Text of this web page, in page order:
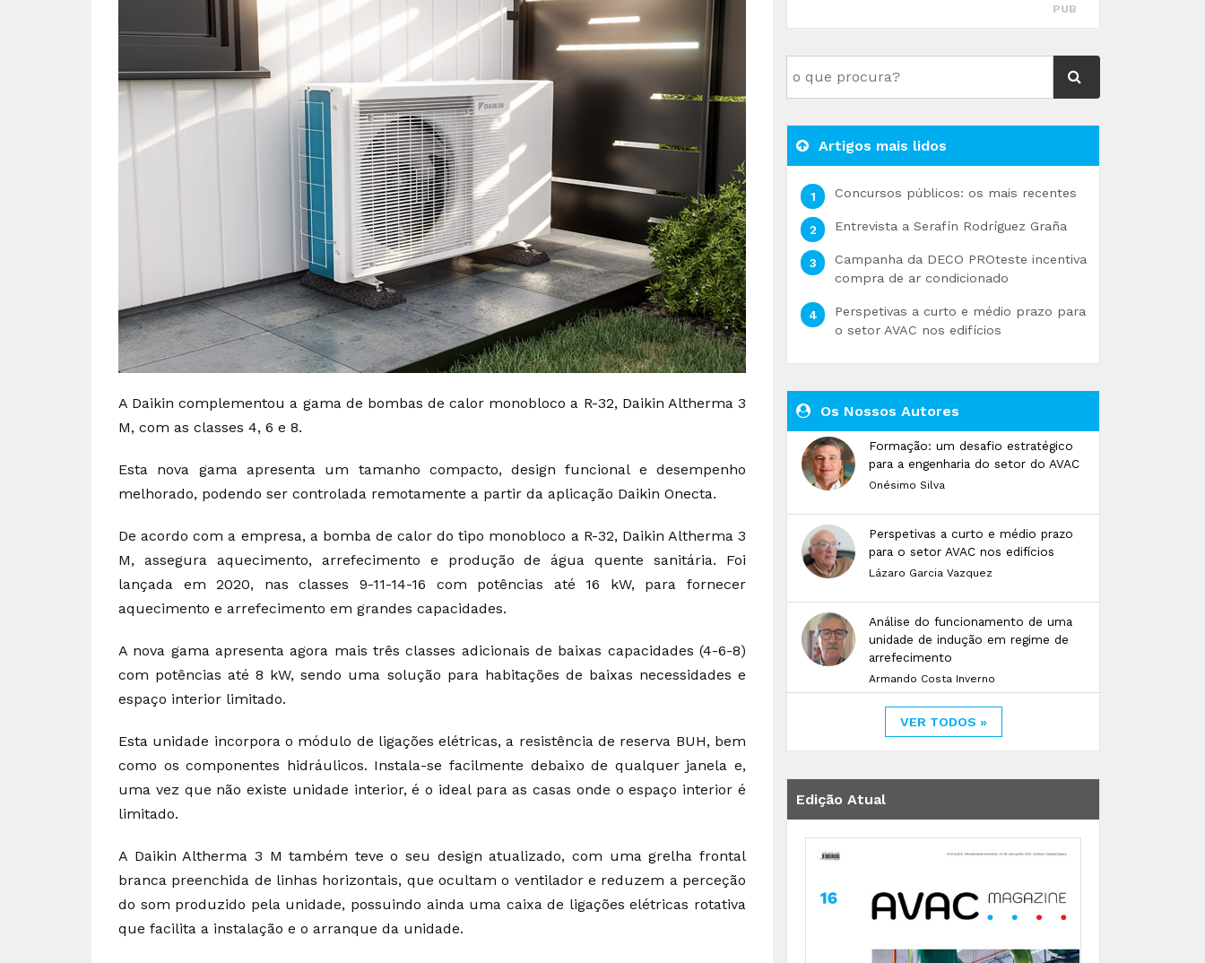
A Daikin complementou a gama de bombas de calor monobloco a R-32, Daikin Altherma 3
M, com as classes 4, 6 e 8.
Esta nova gama apresenta um tamanho compacto, design funcional e desempenho
melhorado, podendo ser controlada remotamente a partir da aplicação Daikin Onecta.
De acordo com a empresa, a bomba de calor do tipo monobloco a R-32, Daikin Altherma 3
M, assegura aquecimento, arrefecimento e produção de água quente sanitária. Foi
lançada em 2020, nas classes 9-11-14-16 com potências até 16 kW, para fornecer
aquecimento e arrefecimento em grandes capacidades.
A nova gama apresenta agora mais três classes adicionais de baixas capacidades (4-6-8)
com potências até 8 kW, sendo uma solução para habitações de baixas necessidades e
espaço interior limitado.
Esta unidade incorpora o módulo de ligações elétricas, a resistência de reserva BUH, bem
como os componentes hidráulicos. Instala-se facilmente debaixo de qualquer janela e,
uma vez que não existe unidade interior, é o ideal para as casas onde o espaço interior é
limitado.
A Daikin Altherma 3 M também teve o seu design atualizado, com uma grelha frontal
branca preenchida de linhas horizontais, que ocultam o ventilador e reduzem a perceção
do som produzido pela unidade, possuindo ainda uma caixa de ligações elétricas rotativa
que facilita a instalação e o arranque da unidade.
PUB
Artigos mais lidos
Concursos públicos: os mais recentes
Entrevista a Serafín Rodríguez Graña
Campanha da DECO PROteste incentiva
compra de ar condicionado
Perspetivas a curto e médio prazo para
o setor AVAC nos edifícios
Os Nossos Autores
Formação: um desafio estratégico
para a engenharia do setor do AVAC
Onésimo Silva
Perspetivas a curto e médio prazo
para o setor AVAC nos edifícios
Lázaro Garcia Vazquez
Análise do funcionamento de uma
unidade de indução em regime de
arrefecimento
Armando Costa Inverno
VER TODOS »
Edição Atual